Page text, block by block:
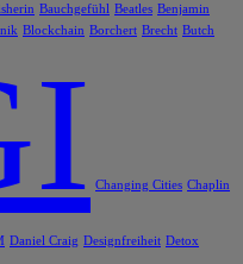
Bauchgefühl Beatles Benjamin
Blockchain Borchert Brecht Butch
Changing Cities Chaplin
Daniel Craig Designfreiheit Detox